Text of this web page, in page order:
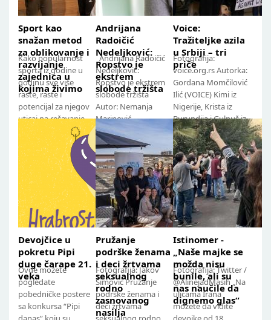
Sport kao
snažan metod
za oblikovanje i
razvijanje
zajednica u
kojima živimo
Kako popularnost
sporta iz godine u
godinu sve više
raste, raste i
potencijal za njegov
uticaj na rešavanje
mnogih društvenih
problema. Suočeni
sa...
Andrijana
Radoičić
Nedeljković:
Ropstvo je
ekstrem
slobode tržišta
Andrijana Radoičić
Nedeljković:
Ropstvo je ekstrem
slobode tržišta
Autor: Nemanja
Marinović
Fotografija: Jakov
Simović Za ropstvo...
Voice:
Tražiteljke azila
u Srbiji – tri
priče
Fotografija:
voice.org.rs Autorka:
Gordana Momčilović
Ilić (VOICE) Kimi iz
Nigerije, Krista iz
Burundija i Gulnuš iz
Irana su tri mlade
žene...
Devojčice u
pokretu Pipi
duge čarape 21.
veka
Ovde možete
pogledate
pobedničke postere
sa konkursa “Pipi
Pružanje
podrške ženama
i deci žrtvama
seksualnog
rodno
zasnovanog
nasilja
Fotografija: Jakov
Simović Pružanje
podrške ženama i
deci žrtvama
Istinomer -
„Naše majke se
možda nisu
bunile, ali su
nas naučile da
dignemo glas“
Fotografija: Twitter /
@AlinejadMasih „Na
ulicama Irana
možete da vidite